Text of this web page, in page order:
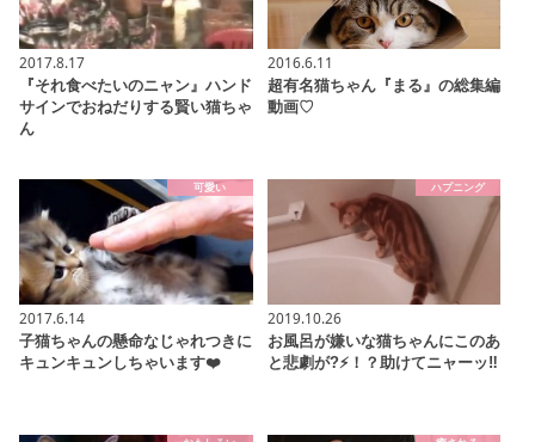
2017.8.17
『それ食べたいのニャン』ハンド
サインでおねだりする賢い猫ちゃ
ん
2016.6.11
超有名猫ちゃん『まる』の総集編
動画♡
可愛い
2017.6.14
子猫ちゃんの懸命なじゃれつきに
キュンキュンしちゃいます❤️
ハプニング
2019.10.26
お風呂が嫌いな猫ちゃんにこのあ
と悲劇が?⚡！？助けてニャーッ‼